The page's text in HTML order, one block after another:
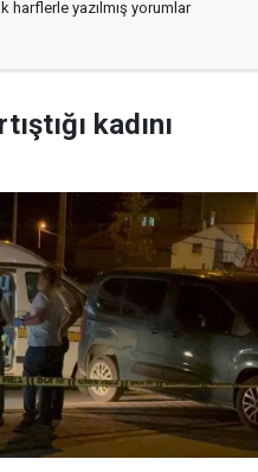
harflerle yazılmış yorumlar
kadını